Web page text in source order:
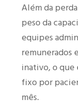
Além da
peso da
equipes
remunerados
inativo, o que
fixo por
mês.